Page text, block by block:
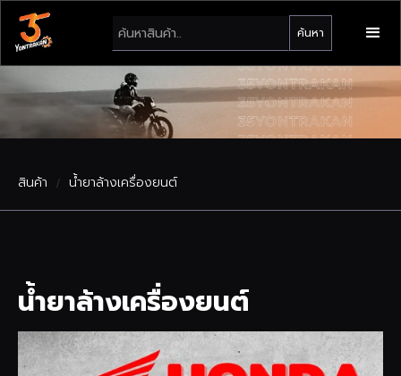
สินค้า / น้ำยาล้างเครื่องยนต์
น้ำยาล้างเครื่องยนต์